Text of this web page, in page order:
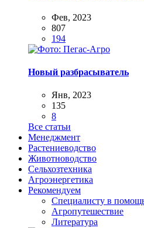
Фев, 2023
807
194
Новый разбрасыватель
Янв, 2023
135
8
Все статьи
Менеджмент
Растениеводство
Животноводство
Сельхозтехника
Агроэнергетика
Рекомендуем
Специалисту в
Агропутешествие
Литература